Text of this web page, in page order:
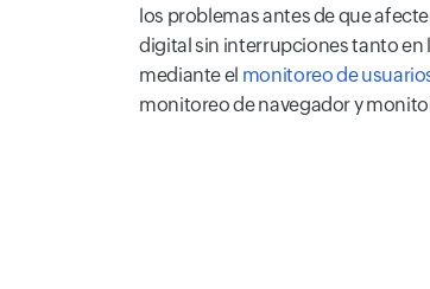
los problemas antes de que
digital sin interrupciones tanto en
mediante el monitoreo de
monitoreo de navegador y